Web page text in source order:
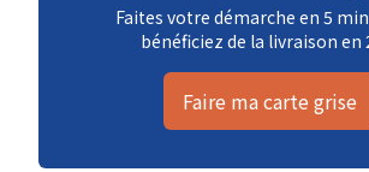
Faites votre démarche en 5
bénéficiez de la livraison en
Faire ma carte grise